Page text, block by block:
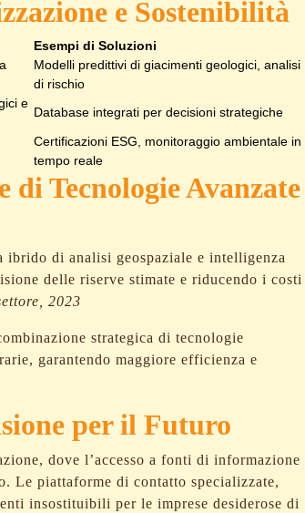
e Sostenibilità
Esempi di Soluzioni
Modelli predittivi di giacimenti geologici, analisi
di rischio
e
Database integrati per decisioni strategiche
Certificazioni ESG, monitoraggio ambientale in
tempo reale
di Tecnologie Avanzate
ibrido di analisi geospaziale e intelligenza
delle riserve stimate e riducendo i costi
2023
strategica di tecnologie
garantendo maggiore efficienza e
per il Futuro
dove l’accesso a fonti di informazione
Le piattaforme di contatto specializzate,
insostituibili per le imprese desiderose di